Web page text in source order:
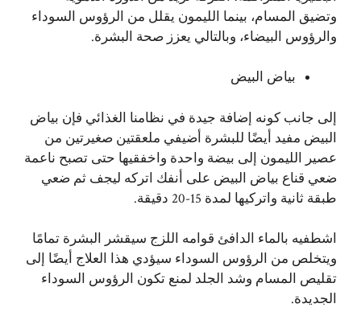
وتضيق المسام، بينما الليمون يقلل من الرؤوس السوداء
والرؤوس البيضاء، وبالتالي يعزز صحة البشرة.
بياض البيض
إلى جانب كونه إضافة جيدة في نظامنا الغذائي فإن بياض
البيض مفيد أيضًا للبشرة أضيفي ملعقتين صغيرتين من
عصير الليمون إلى بيضة واحدة واخفقيها حتى تصبح ناعمة
ضعي قناع بياض البيض على أنفك اتركه ليجف ثم ضعي
طبقة ثانية واتركيها لمدة 15-20 دقيقة.
اشطفيه بالماء الدافئ قوامه اللزج سيقشر البشرة تمامًا
ويتخلص من الرؤوس السوداء سيؤدي هذا العلاج أيضًا إلى
تقليص المسام وشد الجلد لمنع تكون الرؤوس السوداء
الجديدة.